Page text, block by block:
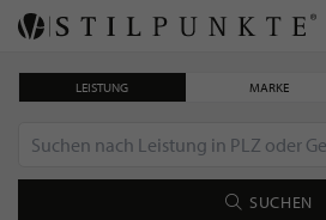
LEISTUNG MARKE
SUCHEN